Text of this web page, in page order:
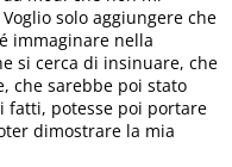
solo aggiungere che
immaginare nella
si cerca di insinuare, che
che sarebbe poi stato
fatti, potesse poi portare
dimostrare la mia